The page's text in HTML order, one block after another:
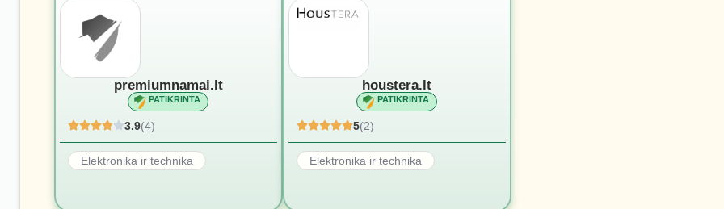
premiumnamai.lt
PATIKRINTA
3.9(4)
Elektronika ir technika
houstera.lt
PATIKRINTA
5(2)
Elektronika ir technika